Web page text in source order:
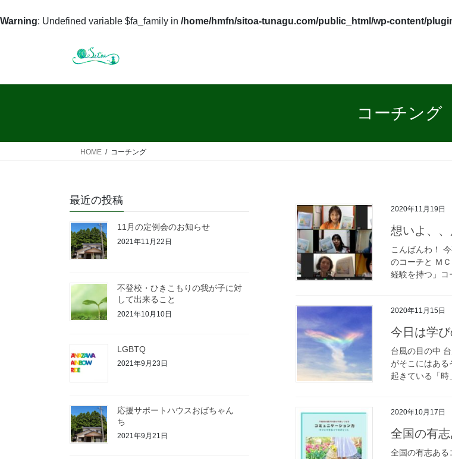
Warning: Undefined variable $fa_family in /home/hmfn/sitoa-tunagu.com/public_html/wp-content/
コーチング
HOME コーチング
2020年11月19日
想いよ、、
こんばんわ！
のコーチと Ｍ
経験を持つ」
2020年11月15日
今日は学
台風の目の中
がそこにはある
起きている「
2020年10月17日
全国の有
全国の有志あ
最近の投稿
11月の定例会のお知らせ
2021年11月22日
不登校・ひきこもりの我が子に対
して出来ること
2021年10月10日
LGBTQ
2021年9月23日
応援サポートハウスおばちゃん
ち
2021年9月21日